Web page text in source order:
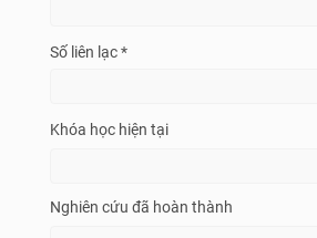
Số liên lạc *
Khóa học hiện tại
Nghiên cứu đã hoàn thành